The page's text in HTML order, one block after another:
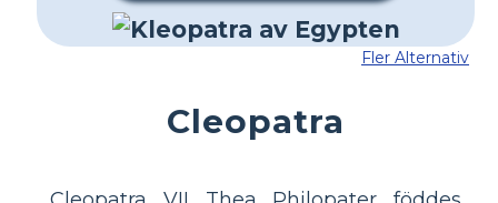
Fler Alternativ
Cleopatra